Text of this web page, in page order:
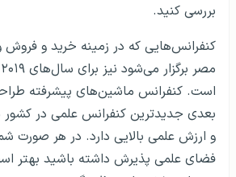
بررسی کنید.
کنفرانس‌هایی که در زمینه خرید و فروش
است. کنفرانس ماشین‌های پیشرفته
بعدی جدیدترین کنفرانس علمی در
و ارزش علمی بالایی دارد. در هر صورت
فضای علمی پذیرش داشته باشید بهتر